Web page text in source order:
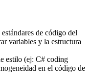
de código del
variables y la estructura
estilo (ej: C# coding
en el código de